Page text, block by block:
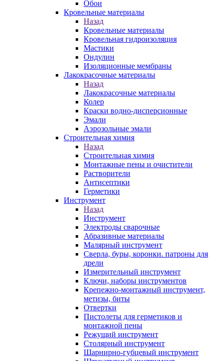
Обои
Кровельные материалы
Назад
Кровельные материалы
Кровельная гидроизоляция
Мастики
Ондулин
Изоляционные мембраны
Лакокрасочные материалы
Назад
Лакокрасочные материалы
Колер
Краски водно-дисперсионные
Эмали
Аэрозольные эмали
Строительная химия
Назад
Строительная химия
Монтажные пены и очистители
Растворители
Антисептики
Герметики
Инструмент
Назад
Инструмент
Электроды сварочные
Абразивные материалы
Малярный инструмент
Сверла, буры, коронки. патроны для
дрели
Измерительный инструмент
Ключи, наборы инструментов
Крепежно-монтажный инструмент,
метизы, биты
Отвертки
Пистолеты для герметиков и
монтажной пены
Режущий инструмент
Столярный инструмент
Шарнирно-губцевый инструмент